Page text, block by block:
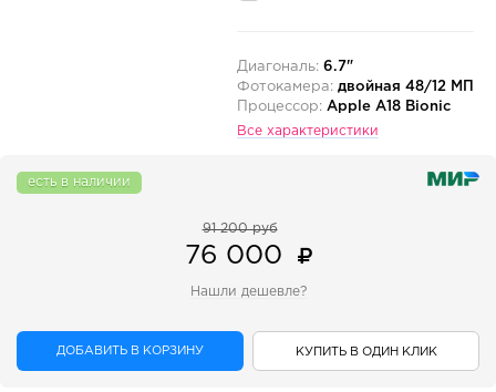
Диагональ: 6.7"
Фотокамера: двойная 48/12 МП
Процессор: Apple A18 Bionic
Все характеристики
есть в наличии
91 200 руб
76 000
Нашли дешевле?
ДОБАВИТЬ В КОРЗИНУ КУПИТЬ В ОДИН КЛИК